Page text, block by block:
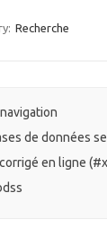
Recherche
de données
en ligne